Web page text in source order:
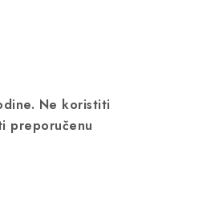
Ne koristiti
​​preporučenu